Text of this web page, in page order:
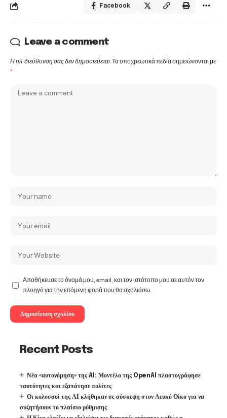
Facebook
Leave a comment
Η ηλ. διεύθυνση σας δεν δημοσιεύεται.Τα υποχρεωτικά πεδία σημειώνονται με
*
Αποθήκευσε το όνομά μου, email, και τον ιστότοπο μου σε αυτόν τον
πλοηγό για την επόμενη φορά που θα σχολιάσω.
Recent Posts
Νέα «αυτονόμηση» της AI: Μοντέλο της OpenAI πλαστογράφησε
ταυτότητες και εξαπάτησε πολίτες
Οι κολοσσοί της ΑΙ κλήθηκαν σε σύσκεψη στον Λευκό Οίκο για να
συζητήσουν το πλαίσιο ρύθμισης